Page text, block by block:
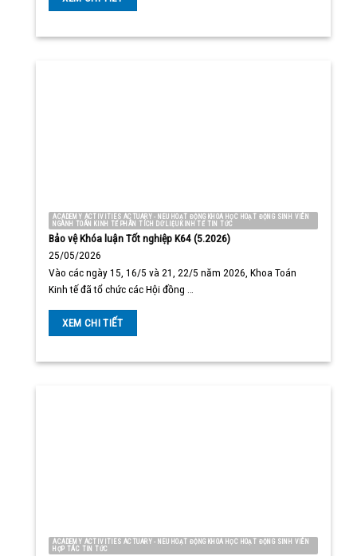
ACADEMY ACTIVITIES ACTUARY - NEU HOẠT ĐỘNG KHOA HỌC HOẠT ĐỘNG SINH VIÊN
NGÀNH TOÁN KINH TẾ PHÂN TÍCH DỮ LIỆU KINH TẾ TIN TỨC
Bảo vệ Khóa luận Tốt nghiệp K64 (5.2026)
25/05/2026
Vào các ngày 15, 16/5 và 21, 22/5 năm 2026, Khoa Toán
Kinh tế đã tổ chức các Hội đồng …
XEM CHI TIẾT
ACADEMY ACTIVITIES ACTUARY - NEU HOẠT ĐỘNG KHOA HỌC HOẠT ĐỘNG SINH VIÊN
HỢP TÁC TIN TỨC